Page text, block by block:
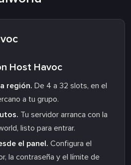
Host Havoc
región. De 4 a 32 slots, en el
a tu grupo.
Tu servidor arranca con la
listo para entrar.
el panel. Configura el
la contraseña y el límite de